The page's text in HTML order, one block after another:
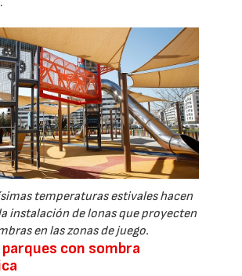
temperaturas estivales hacen
instalación de lonas que proyecten
en las zonas de juego.
con sombra